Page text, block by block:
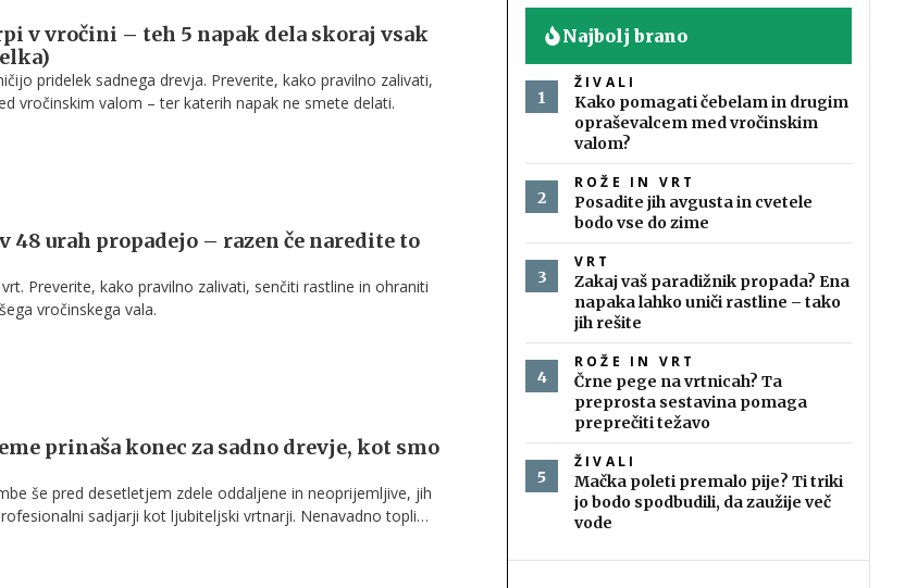
v vročini – teh 5 napak dela skoraj vsak
pridelek sadnega drevja. Preverite, kako pravilno zalivati,
vročinskim valom – ter katerih napak ne smete delati.
48 urah propadejo – razen če naredite to
Preverite, kako pravilno zalivati, senčiti rastline in ohraniti
vročinskega vala.
prinaša konec za sadno drevje, kot smo
še pred desetletjem zdele oddaljene in neoprijemljive, jih
sadjarji kot ljubiteljski vrtnarji. Nenavadno topli
Najbolj brano
ŽIVALI
Kako pomagati čebelam in drugim
opraševalcem med vročinskim
valom?
ROŽE IN VRT
Posadite jih avgusta in cvetele
bodo vse do zime
VRT
Zakaj vaš paradižnik propada? Ena
napaka lahko uniči rastline – tako
jih rešite
ROŽE IN VRT
Črne pege na vrtnicah? Ta
preprosta sestavina pomaga
preprečiti težavo
ŽIVALI
Mačka poleti premalo pije? Ti triki
jo bodo spodbudili, da zaužije več
vode